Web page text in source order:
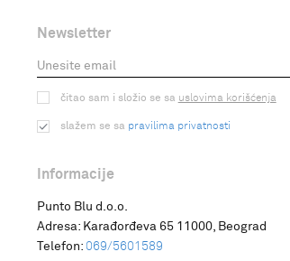
Newsletter
čitao sam i složio se sa uslovima korišćenja
slažem se sa pravilima privatnosti
Informacije
Punto Blu d.o.o.
Adresa: Karađorđeva 65 11000, Beograd
Telefon: 069/5601589